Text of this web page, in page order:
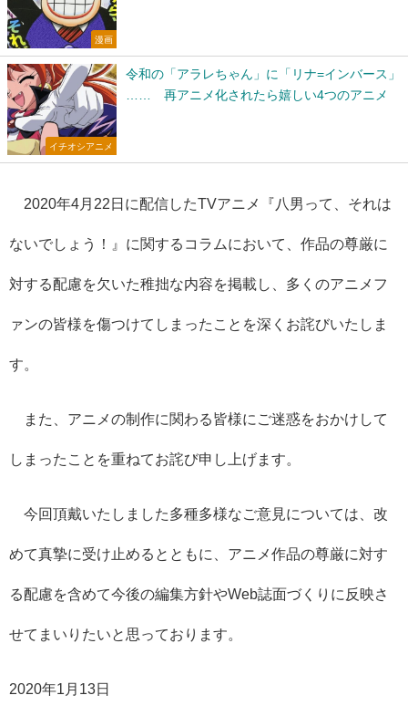
漫画
イチオシアニメ
令和の「アラレちゃん」に「リナ=インバース」
…… 再アニメ化されたら嬉しい4つのアニメ
2020年4月22日に配信したTVアニメ『八男って、それは
ないでしょう！』に関するコラムにおいて、作品の尊厳に
対する配慮を欠いた稚拙な内容を掲載し、多くのアニメフ
ァンの皆様を傷つけてしまったことを深くお詫びいたしま
す。
また、アニメの制作に関わる皆様にご迷惑をおかけして
しまったことを重ねてお詫び申し上げます。
今回頂戴いたしました多種多様なご意見については、改
めて真摯に受け止めるとともに、アニメ作品の尊厳に対す
る配慮を含めて今後の編集方針やWeb誌面づくりに反映さ
せてまいりたいと思っております。
2020年1月13日